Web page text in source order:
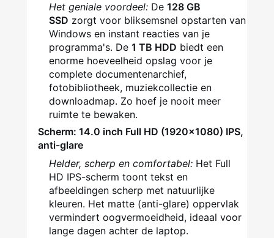
Het geniale voordeel: De 128 GB
SSD zorgt voor bliksemsnel opstarten van
Windows en instant reacties van je
programma's. De 1 TB HDD biedt een
enorme hoeveelheid opslag voor je
complete documentenarchief,
fotobibliotheek, muziekcollectie en
downloadmap. Zo hoef je nooit meer
ruimte te bewaken.
Scherm: 14.0 inch Full HD (1920x1080) IPS,
anti-glare
Helder, scherp en comfortabel: Het Full
HD IPS-scherm toont tekst en
afbeeldingen scherp met natuurlijke
kleuren. Het matte (anti-glare) oppervlak
vermindert oogvermoeidheid, ideaal voor
lange dagen achter de laptop.